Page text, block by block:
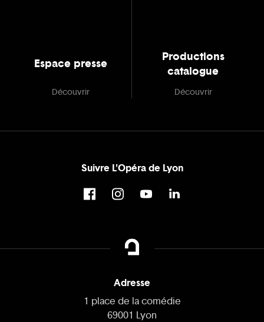
Espace presse
Découvrir
Productions
catalogue
Découvrir
Suivre L'Opéra de Lyon
Adresse
1 place de la comédie
69001 Lyon